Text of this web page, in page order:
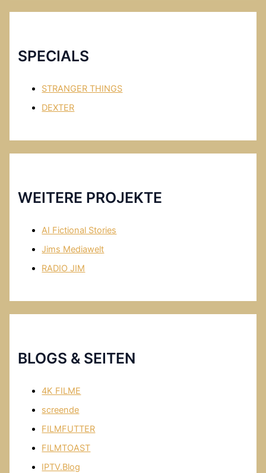
e
o
o
T
SPECIALS
STRANGER THINGS
DEXTER
WEITERE PROJEKTE
AI Fictional Stories
Jims Mediawelt
RADIO JIM
BLOGS & SEITEN
4K FILME
screende
FILMFUTTER
FILMTOAST
IPTV.Blog